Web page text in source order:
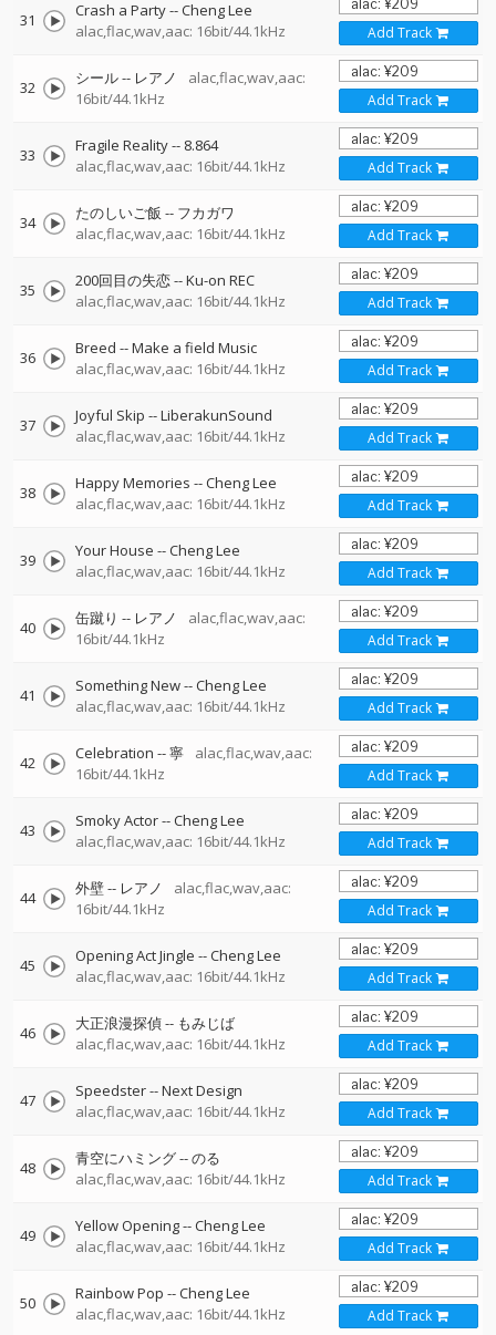
31 Crash a Party--Cheng Lee
alac,flac,wav,aac: 16bit/44.1kHz
Add Track
32 シール-- レアノ
alac,flac,wav,aac:
16bit/44.1kHz
Add Track
33 Fragile Reality-- 8.864
alac,flac,wav,aac: 16bit/44.1kHz
Add Track
34 たのしいご飯 -- フカガワ
alac,flac,wav,aac: 16bit/44.1kHz
Add Track
35 200回目の失恋--Ku-on REC
alac,flac,wav,aac: 16bit/44.1kHz
Add Track
36 Breed --Make a field Music
alac,flac,wav,aac: 16bit/44.1kHz
Add Track
37 Joyful Skip --LiberakunSound
alac,flac,wav,aac: 16bit/44.1kHz
Add Track
38 Happy Memories --Cheng Lee
alac,flac,wav,aac: 16bit/44.1kHz
Add Track
39 Your House --Cheng Lee
alac,flac,wav,aac: 16bit/44.1kHz
Add Track
40 缶蹴り -- レアノ
alac,flac,wav,aac:
16bit/44.1kHz
Add Track
41 Something New--Cheng Lee
alac,flac,wav,aac: 16bit/44.1kHz
Add Track
42 Celebration --寧
alac,flac,wav,aac:
16bit/44.1kHz
Add Track
43 Smoky Actor--Cheng Lee
alac,flac,wav,aac: 16bit/44.1kHz
Add Track
44 外壁-- レアノ
alac,flac,wav,aac:
16bit/44.1kHz
Add Track
45 Opening Act Jingle --Cheng Lee
alac,flac,wav,aac: 16bit/44.1kHz
Add Track
46 大正浪漫探偵-- もみじば
alac,flac,wav,aac: 16bit/44.1kHz
Add Track
47 Speedster--Next Design
alac,flac,wav,aac: 16bit/44.1kHz
Add Track
48 青空にハミング--のる
alac,flac,wav,aac: 16bit/44.1kHz
Add Track
49 Yellow Opening--Cheng Lee
alac,flac,wav,aac: 16bit/44.1kHz
Add Track
50 Rainbow Pop --Cheng Lee
alac,flac,wav,aac: 16bit/44.1kHz
Add Track